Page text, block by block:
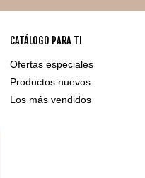
CATÁLOGO PARA TI
Ofertas especiales
Productos nuevos
Los más vendidos